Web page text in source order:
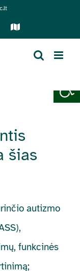
Sensorinis
šias
autizmo
funkcinės